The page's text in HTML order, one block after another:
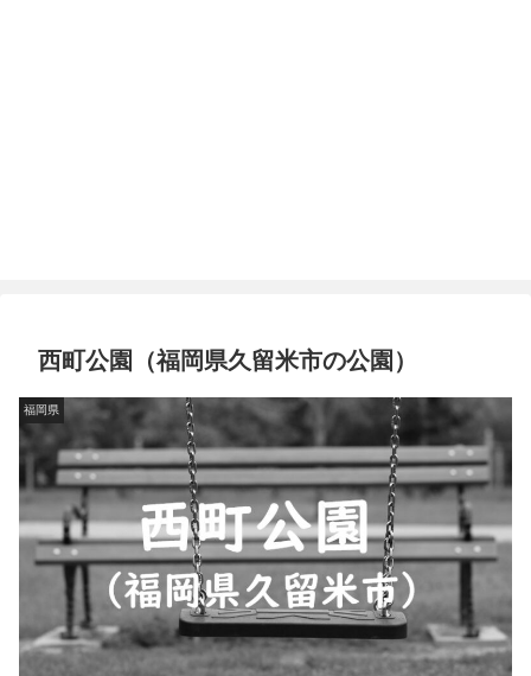
西町公園（福岡県久留米市の公園）
福岡県